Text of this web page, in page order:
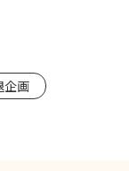
企画